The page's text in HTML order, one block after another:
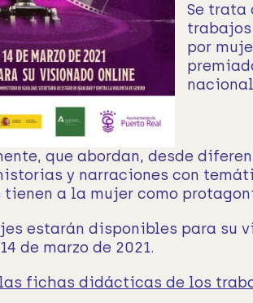
Se trata
por
que abordan, desde
y narraciones con
a la mujer como
estarán disponibles para su
de marzo de 2021.
fichas didácticas de los